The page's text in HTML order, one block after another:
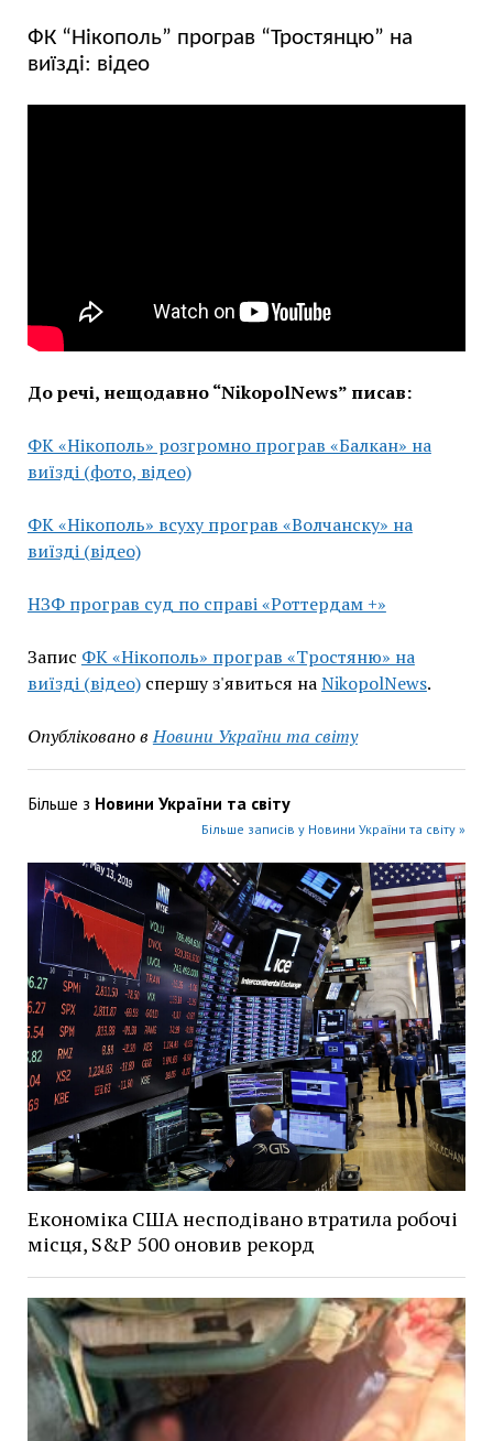
ФК “Нікополь” програв “Тростянцю” на
виїзді: відео
До речі, нещодавно “NikopolNews” писав:
ФК «Нікополь» розгромно програв «Балкан» на
виїзді (фото, відео)
ФК «Нікополь» всуху програв «Волчанску» на
виїзді (відео)
НЗФ програв суд по справі «Роттердам +»
Запис ФК «Нікополь» програв «Тростяню» на
виїзді (відео)спершу з'явиться наNikopolNews.
Опубліковано в Новини України та світу
Більше з Новини України та світу
Більше записів у Новини України та світу »
Економіка США несподівано втратила робочі
місця, S&P 500 оновив рекорд